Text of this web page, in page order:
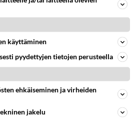
kasvattajia joilla olisi??
Oulun/Lapin alueelta. :-)...
käyttäminen
pyydettyjen tietojen perusteella
ehkäiseminen ja virheiden
jakelu